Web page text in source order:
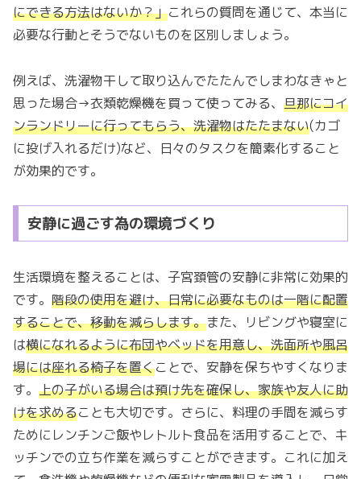
にできる方法はないか？」これらの質問を通じて、本当に
必要な行動とそうでないものを区別しましょう。
例えば、洗濯物干して取り込んでたたんでしまわなきゃと
思った場合→衣類乾燥機を買って使ってみる、 旦那にコイ
ンランドリーに行ってもらう、洗濯物はたたまない(カゴ
に投げ入れるだけ)など、日々のタスクを簡素化すること
が効果的です。
安静に過ごす為の環境づくり
生活環境を整えることは、子宮頚管の安静に非常に効果的
です。 階段の使用を避け、日常に必要なものは一階に配置
することで、移動を減らします。また、リビングや寝室に
は横になれるように布団やベッドを用意し、洗面所や風呂
場には座れる椅子を置くことで、安静を保ちやすくなりま
す。 上の子がいる場合は預け先を確保し、家族や友人に助
けを求めることも大切です。さらに、料理の手間を減らす
ためにレンチンご飯やレトルト食品を活用することで、キ
ッチンでの立ち作業を減らすことができます。これに加え